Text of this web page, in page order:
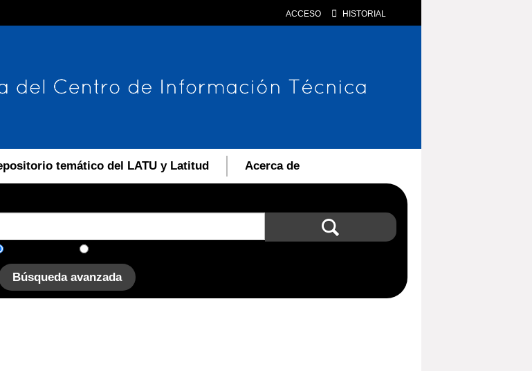
ACCESO HISTORIAL
temático del LATU y Latitud Acerca de
Búsqueda avanzada